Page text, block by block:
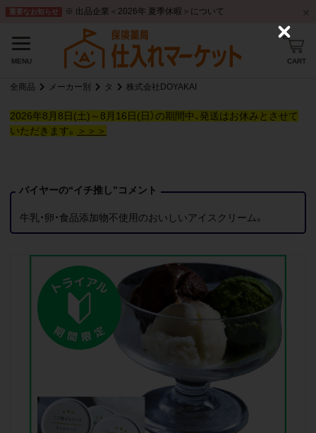
重要なお知らせ ※ 出品企業＜2026年 夏季休暇＞について
MENU CART
全商品 メーカー別 タ 株式会社DOYAKAI
2026年8月8日(土)～8月16日(日）の期間中、発送はお休みとさせて
いただきます。
＞＞＞
バイヤーの“イチ推し”コメント
牛乳・卵・食品添加物不使用のおいしいアイスクリーム。
C
o